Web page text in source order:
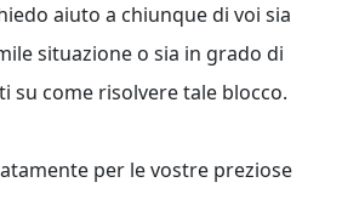
aiuto a chiunque di voi sia
situazione o sia in grado di
su come risolvere tale blocco.
per le vostre preziose